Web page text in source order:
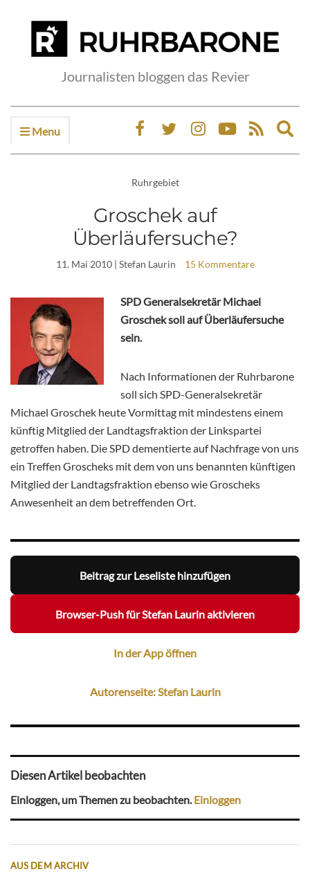
Journalisten bloggen das Revier
Menu
Ruhrgebiet
Groschek auf
Überläufersuche?
11. Mai 2010| Stefan Laurin 15 Kommentare
SPD Generalsekretär Michael
Groschek soll auf Überläufersuche
sein.
Nach Informationen der Ruhrbarone
soll sich SPD-Generalsekretär
Michael Groschek heute Vormittag mit mindestens einem
künftig Mitglied der Landtagsfraktion der Linkspartei
getroffen haben. Die SPD dementierte auf Nachfrage von uns
ein Treffen Groscheks mit dem von uns benannten künftigen
Mitglied der Landtagsfraktion ebenso wie Groscheks
Anwesenheit an dem betreffenden Ort.
Beitrag zur Leseliste hinzufügen
Browser-Push für Stefan Laurin aktivieren
In der App öffnen
Autorenseite: Stefan Laurin
Diesen Artikel beobachten
Einloggen, um Themen zu beobachten.Einloggen
AUS DEM ARCHIV